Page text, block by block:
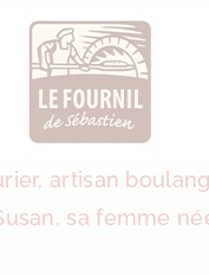
artisan
sa femme